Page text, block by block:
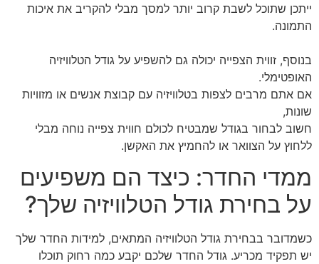
ייתכן שתוכל לשבת קרוב יותר למסך מבלי להקריב את איכות
התמונה.
בנוסף, זווית הצפייה יכולה גם להשפיע על גודל הטלוויזיה
האופטימלי.
אם אתם מרבים לצפות בטלוויזיה עם קבוצת אנשים או מזוויות
שונות,
חשוב לבחור בגודל שמבטיח לכולם חווית צפייה נוחה מבלי
ללחוץ על הצוואר או להחמיץ את האקשן.
ממדי החדר: כיצד הם משפיעים
על בחירת גודל הטלוויזיה שלך?
כשמדובר בבחירת גודל הטלוויזיה המתאים, למידות החדר שלך
יש תפקיד מכריע. גודל החדר שלכם יקבע כמה רחוק תוכלו